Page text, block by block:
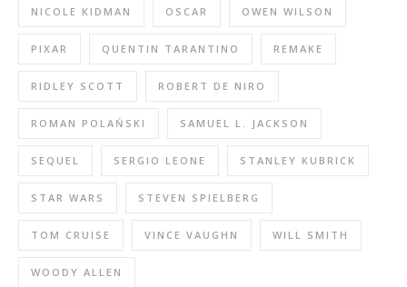
NICOLE KIDMAN OSCAR OWEN WILSON
PIXAR QUENTIN TARANTINO REMAKE
RIDLEY SCOTT ROBERT DE NIRO
ROMAN POLAŃSKI SAMUEL L. JACKSON
SEQUEL SERGIO LEONE STANLEY KUBRICK
STAR WARS STEVEN SPIELBERG
TOM CRUISE VINCE VAUGHN WILL SMITH
WOODY ALLEN